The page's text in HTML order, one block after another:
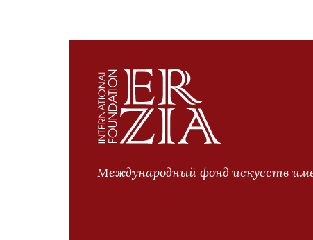
Международный фонд искусств